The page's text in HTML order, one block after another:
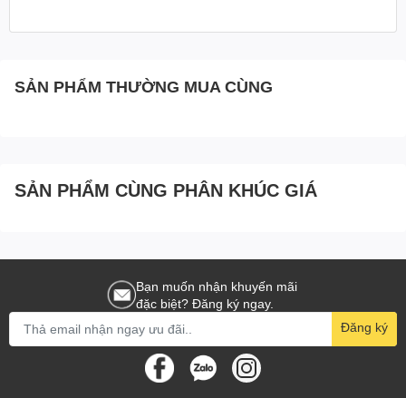
SẢN PHẨM THƯỜNG MUA CÙNG
SẢN PHẨM CÙNG PHÂN KHÚC GIÁ
Bạn muốn nhận khuyến mãi
đặc biệt? Đăng ký ngay.
Đăng ký